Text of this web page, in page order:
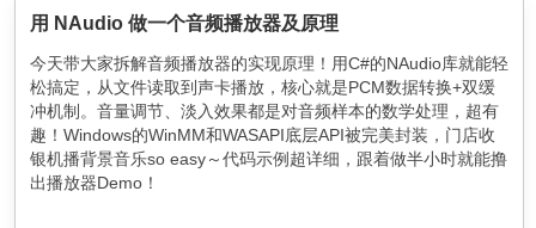
用 NAudio 做一个音频播放器及原理
今天带大家拆解音频播放器的实现原理！用C#的NAudio库就能轻
松搞定，从文件读取到声卡播放，核心就是PCM数据转换+双缓
冲机制。音量调节、淡入效果都是对音频样本的数学处理，超有
趣！Windows的WinMM和WASAPI底层API被完美封装，门店收
银机播背景音乐so easy～代码示例超详细，跟着做半小时就能撸
出播放器Demo！